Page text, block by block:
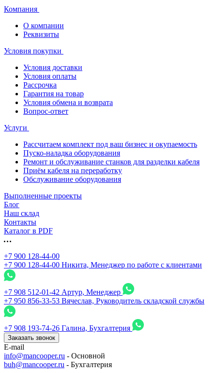
Компания
О компании
Реквизиты
Условия покупки
Условия доставки
Условия оплаты
Рассрочка
Гарантия на товар
Условия обмена и возврата
Вопрос-ответ
Услуги
Рассчитаем комплект под ваш бизнес и окупаемость
Пуско-наладка оборудования
Ремонт и обслуживание станков для разделки кабеля
Приём кабеля на переработку
Обслуживание оборудования
Выполненные проекты
Блог
Наш склад
Контакты
Каталог в PDF
+7 900 128-44-00
+7 900 128-44-00 Никита, Менеджер по работе с клиентами
+7 908 512-01-42 Артур, Менеджер
+7 950 856-33-53 Вячеслав, Руководитель складской службы
+7 908 193-74-26 Галина, Бухгалтерия
Заказать звонок
E-mail
info@mancooper.ru - Основной
buh@mancooper.ru - Бухгалтерия